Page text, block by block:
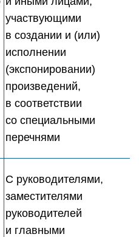
участвующими
в создании и (или)
исполнении
(экспонировании)
произведений,
в соответствии
со специальными
перечнями
С руководителями,
заместителями
руководителей
и главными